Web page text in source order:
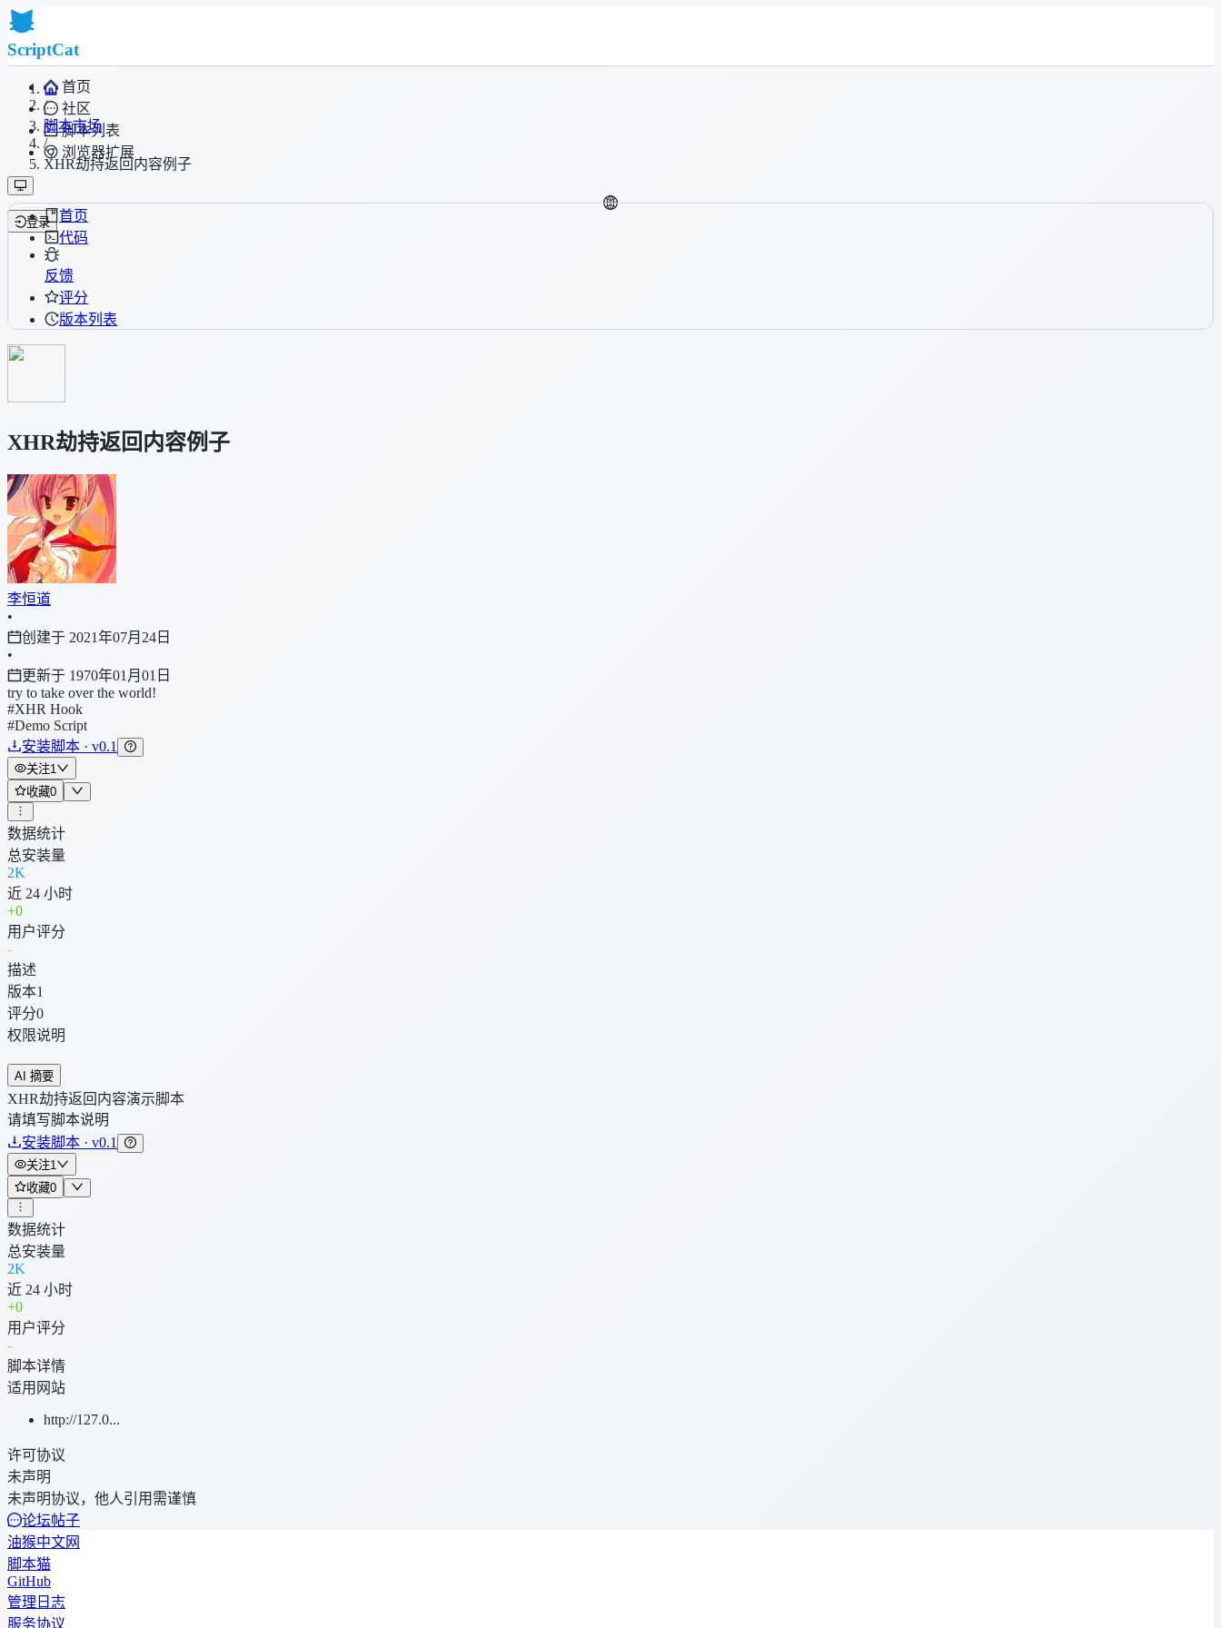
ScriptCat
首页
社区
脚本列表
浏览器扩展
登录
/
脚本市场
/
XHR劫持返回内容例子
首页
代码
反馈
评分
版本列表
XHR劫持返回内容例子
李恒道
•
创建于 2021年07月24日
•
更新于 1970年01月01日
try to take over the world!
#XHR Hook
#Demo Script
安装脚本 · v0.1
关注1
收藏0
数据统计
总安装量
2K
近 24 小时
+0
用户评分
-
描述
版本1
评分0
权限说明
AI 摘要
XHR劫持返回内容演示脚本
请填写脚本说明
安装脚本 · v0.1
关注1
收藏0
数据统计
总安装量
2K
近 24 小时
+0
用户评分
-
脚本详情
适用网站
http://127.0...
许可协议
未声明
未声明协议，他人引用需谨慎
论坛帖子
油猴中文网
脚本猫
GitHub
管理日志
服务协议